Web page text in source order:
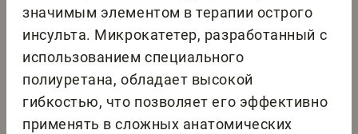
значимым элементом в терапии острого
инсульта. Микрокатетер, разработанный с
использованием специального
полиуретана, обладает высокой
гибкостью, что позволяет его эффективно
применять в сложных анатомических